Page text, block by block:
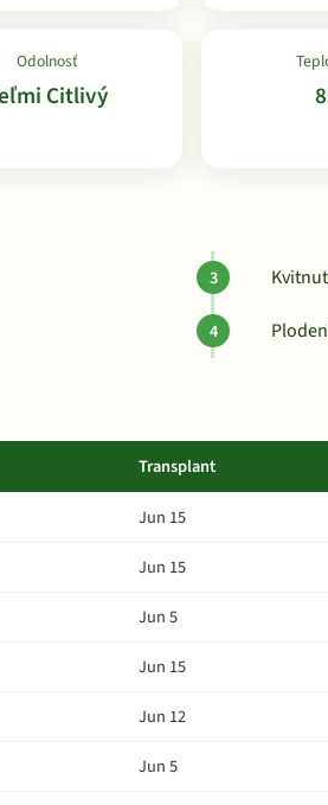
Odolnosť
Citlivý
Transplant
Jun 15
Jun 15
Jun 5
Jun 15
Jun 12
Jun 5